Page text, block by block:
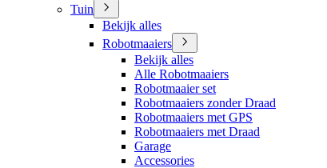
Tuin
Bekijk alles
Robotmaaiers
Bekijk alles
Alle Robotmaaiers
Robotmaaier set
Robotmaaiers zonder Draad
Robotmaaiers met GPS
Robotmaaiers met Draad
Garage
Accessories